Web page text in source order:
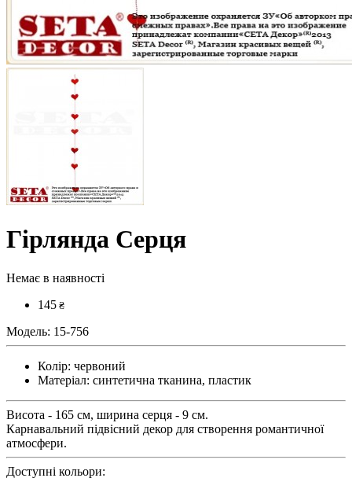
Гірлянда Серця
Немає в наявності
145 ₴
Модель: 15-756
Колір: червоний
Матеріал: синтетична тканина, пластик
Висота - 165 см, ширина серця - 9 см.
Карнавальний підвісний декор для створення романтичної
атмосфери.
Доступні кольори: